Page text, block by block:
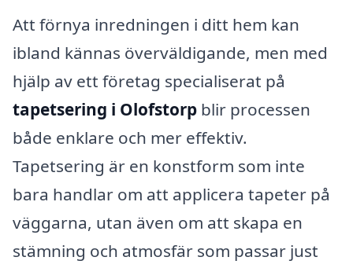
Att förnya inredningen i ditt hem kan
ibland kännas överväldigande, men med
hjälp av ett företag specialiserat på
tapetsering i Olofstorp blir processen
både enklare och mer effektiv.
Tapetsering är en konstform som inte
bara handlar om att applicera tapeter på
väggarna, utan även om att skapa en
stämning och atmosfär som passar just